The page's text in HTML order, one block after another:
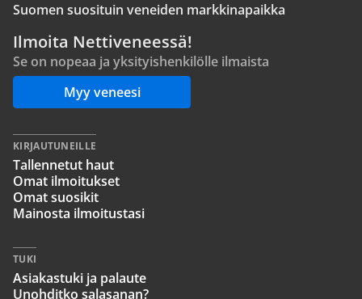
Suomen suosituin veneiden markkinapaikka
Ilmoita Nettiveneessä!
Se on nopeaa ja yksityishenkilölle ilmaista
Myy veneesi
KIRJAUTUNEILLE
Tallennetut haut
Omat ilmoitukset
Omat suosikit
Mainosta ilmoitustasi
TUKI
Asiakastuki ja palaute
Unohditko salasanan?